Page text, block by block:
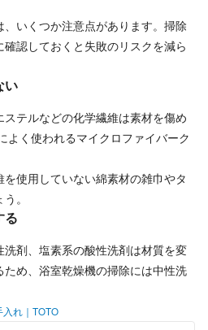
いくつか注意点があります。掃除
認しておくと失敗のリスクを減ら
い
テルなどの化学繊維は素材を傷め
よく使われるマイクロファイバーク
使用していない綿素材の雑巾やタ
。
る
剤、塩素系の酸性洗剤は材質を変
め、 浴室乾燥機の掃除には中性洗
れ｜TOTO